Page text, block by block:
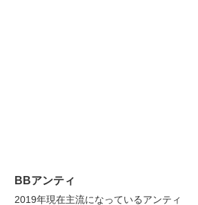
BBアンティ
2019年現在主流になっているアンティ